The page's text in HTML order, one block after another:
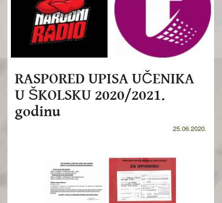
RASPORED UPISA UČENIKA
U ŠKOLSKU 2020/2021.
godinu
25.06.2020.